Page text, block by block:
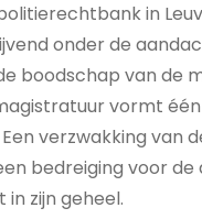
in
onder de
boodschap van de
vormt
verzwakking van
bedreiging voor
zijn geheel.